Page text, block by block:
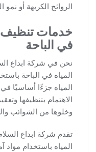
الروائح الكريهة أو نمو
خدمات تنظيف
في الباحة
نحن في شركة ابداع
المياه في الباحة
المياه جزءًا أساسيًا
الاهتمام بتنظيفها
وخلوها من الشوائب
تقدم شركة ابداع
المياه باستخدام مواد